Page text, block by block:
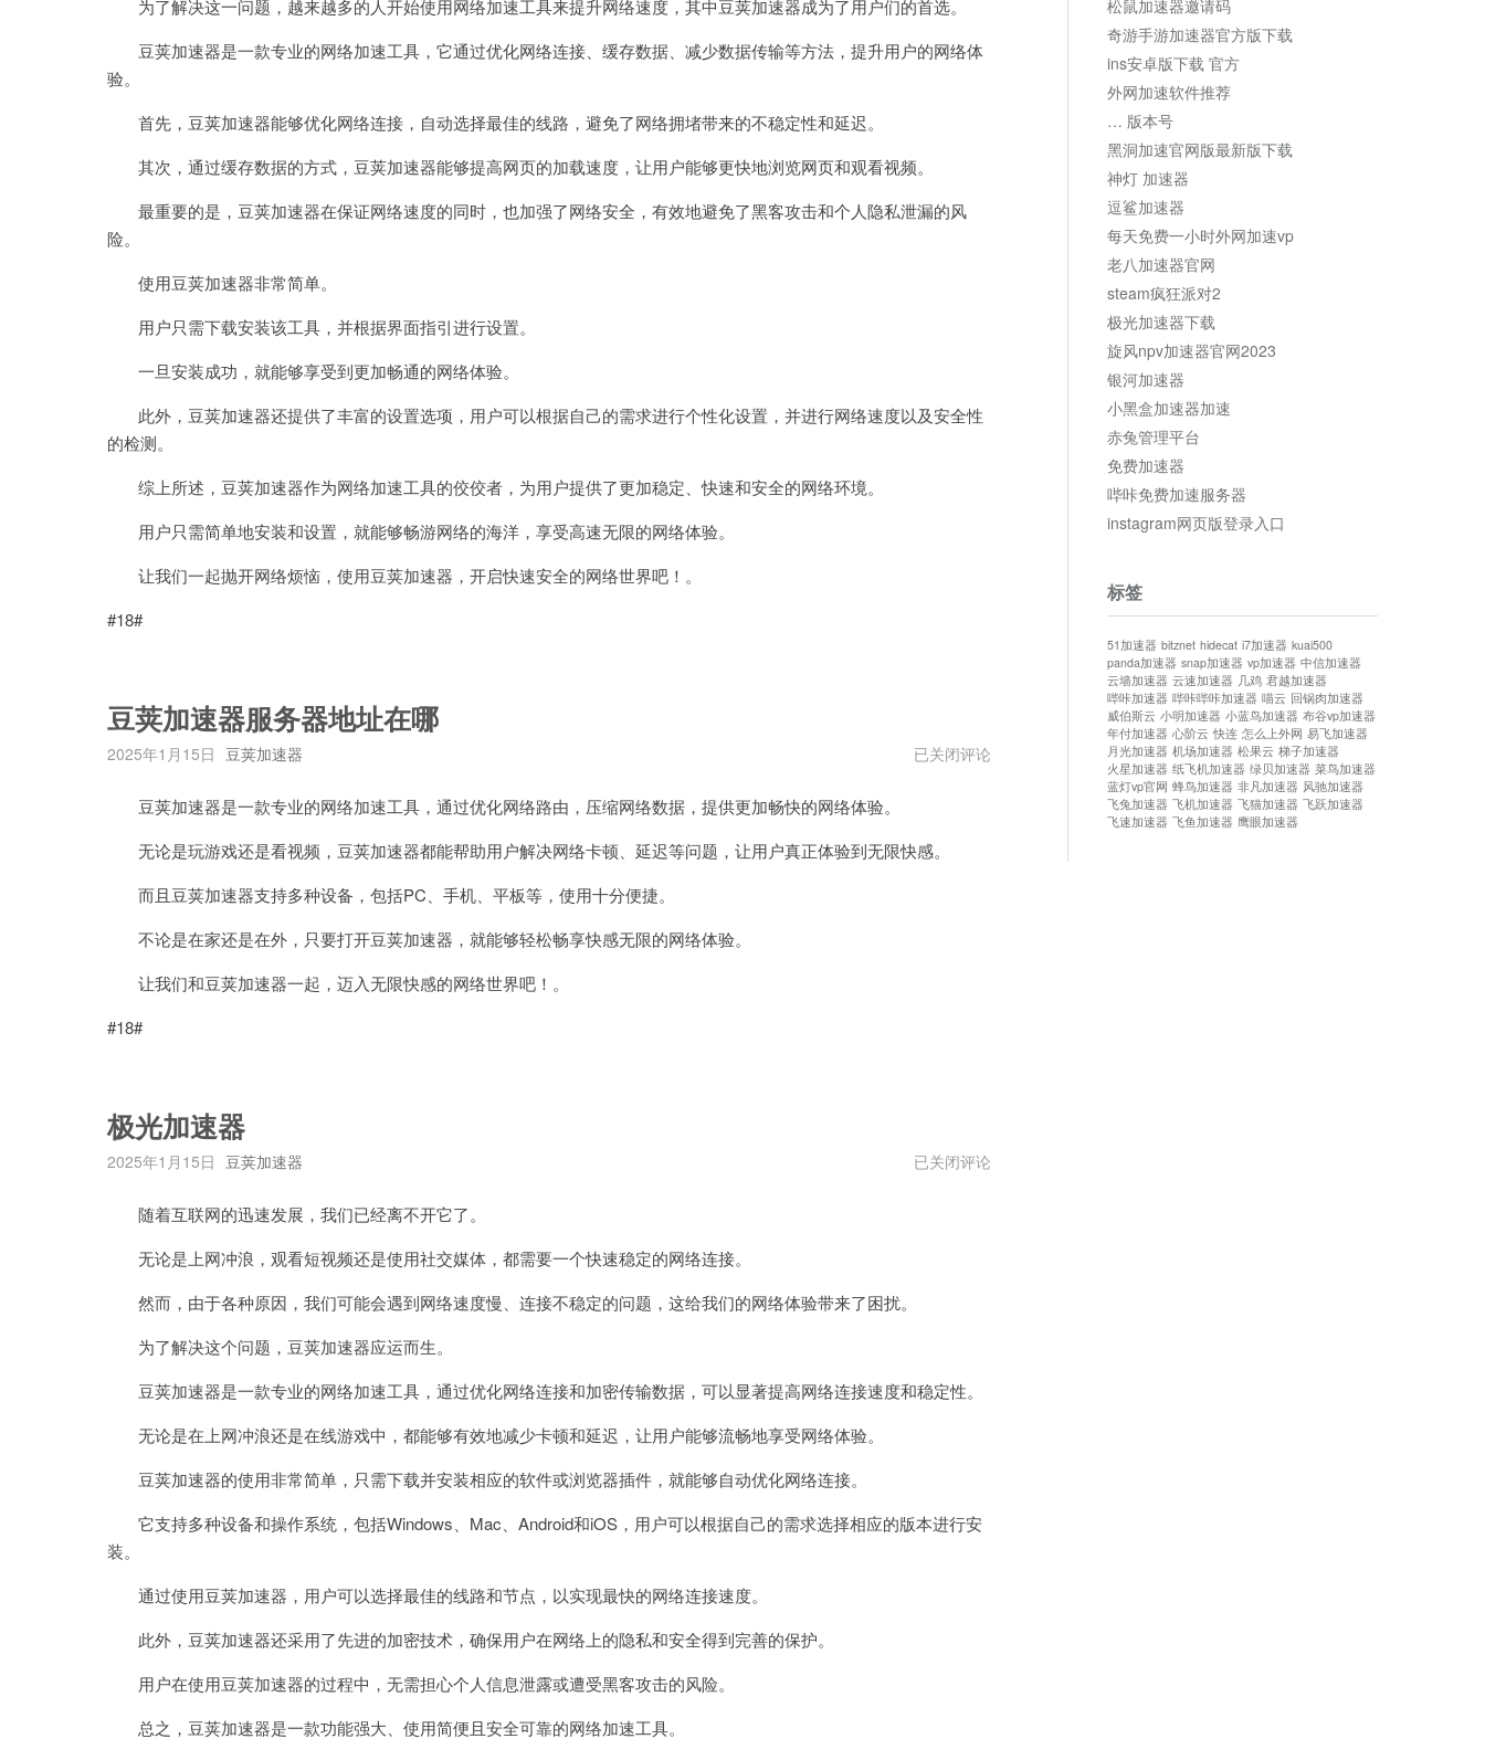
为了解决这一问题，越来越多的人开始使用网络加速工具来提升网络速度，其中豆荚加速器成为了用户们的首选。
豆荚加速器是一款专业的网络加速工具，它通过优化网络连接、缓存数据、减少数据传输等方法，提升用户的网络体
验。
首先，豆荚加速器能够优化网络连接，自动选择最佳的线路，避免了网络拥堵带来的不稳定性和延迟。
其次，通过缓存数据的方式，豆荚加速器能够提高网页的加载速度，让用户能够更快地浏览网页和观看视频。
最重要的是，豆荚加速器在保证网络速度的同时，也加强了网络安全，有效地避免了黑客攻击和个人隐私泄漏的风
险。
使用豆荚加速器非常简单。
用户只需下载安装该工具，并根据界面指引进行设置。
一旦安装成功，就能够享受到更加畅通的网络体验。
此外，豆荚加速器还提供了丰富的设置选项，用户可以根据自己的需求进行个性化设置，并进行网络速度以及安全性
的检测。
综上所述，豆荚加速器作为网络加速工具的佼佼者，为用户提供了更加稳定、快速和安全的网络环境。
用户只需简单地安装和设置，就能够畅游网络的海洋，享受高速无限的网络体验。
让我们一起抛开网络烦恼，使用豆荚加速器，开启快速安全的网络世界吧！。
#18#
豆荚加速器服务器地址在哪
2025年1月15日 豆荚加速器
豆
荚
服
务
已关闭评论
豆荚加速器是一款专业的网络加速工具，通过优化网络路由，压缩网络数据，提供更加畅快的网络体验。
无论是玩游戏还是看视频，豆荚加速器都能帮助用户解决网络卡顿、延迟等问题，让用户真正体验到无限快感。
而且豆荚加速器支持多种设备，包括PC、手机、平板等，使用十分便捷。
不论是在家还是在外，只要打开豆荚加速器，就能够轻松畅享快感无限的网络体验。
让我们和豆荚加速器一起，迈入无限快感的网络世界吧！。
#18#
极光加速器
2025年1月15日 豆荚加速器
极
光
已关闭评论
随着互联网的迅速发展，我们已经离不开它了。
无论是上网冲浪，观看短视频还是使用社交媒体，都需要一个快速稳定的网络连接。
然而，由于各种原因，我们可能会遇到网络速度慢、连接不稳定的问题，这给我们的网络体验带来了困扰。
为了解决这个问题，豆荚加速器应运而生。
豆荚加速器是一款专业的网络加速工具，通过优化网络连接和加密传输数据，可以显著提高网络连接速度和稳定性。
无论是在上网冲浪还是在线游戏中，都能够有效地减少卡顿和延迟，让用户能够流畅地享受网络体验。
豆荚加速器的使用非常简单，只需下载并安装相应的软件或浏览器插件，就能够自动优化网络连接。
它支持多种设备和操作系统，包括Windows、Mac、Android和iOS，用户可以根据自己的需求选择相应的版本进行安
装。
通过使用豆荚加速器，用户可以选择最佳的线路和节点，以实现最快的网络连接速度。
此外，豆荚加速器还采用了先进的加密技术，确保用户在网络上的隐私和安全得到完善的保护。
用户在使用豆荚加速器的过程中，无需担心个人信息泄露或遭受黑客攻击的风险。
总之，豆荚加速器是一款功能强大、使用简便且安全可靠的网络加速工具。
松鼠加速器邀请码
奇游手游加速器官方版下载
ins安卓版下载 官方
外网加速软件推荐
… 版本号
黑洞加速官网版最新版下载
神灯 加速器
逗鲨加速器
每天免费一小时外网加速vp
老八加速器官网
steam疯狂派对2
极光加速器下载
旋风npv加速器官网2023
银河加速器
小黑盒加速器加速
赤兔管理平台
免费加速器
哔咔免费加速服务器
instagram网页版登录入口
标签
51加速器 bitznet hidecat i7加速器 kuai500
panda加速器 snap加速器 vp加速器 中信加速器
云墙加速器 云速加速器 几鸡 君越加速器
哔咔加速器 哔咔哔咔加速器 喵云 回锅肉加速器
威伯斯云 小明加速器 小蓝鸟加速器 布谷vp加速器
年付加速器 心阶云 快连 怎么上外网 易飞加速器
月光加速器 机场加速器 松果云 梯子加速器
火星加速器 纸飞机加速器 绿贝加速器 菜鸟加速器
蓝灯vp官网 蜂鸟加速器 非凡加速器 风驰加速器
飞兔加速器 飞机加速器 飞猫加速器 飞跃加速器
飞速加速器 飞鱼加速器 鹰眼加速器